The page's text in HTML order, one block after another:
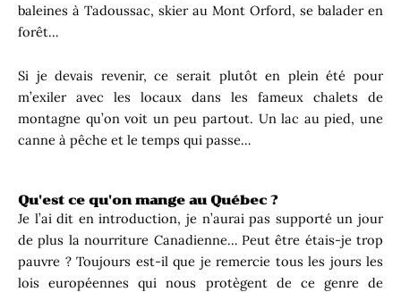
baleines à Tadoussac, skier au Mont Orford, se balader en
forêt…
Si je devais revenir, ce serait plutôt en plein été pour
m’exiler avec les locaux dans les fameux chalets de
montagne qu’on voit un peu partout. Un lac au pied, une
canne à pêche et le temps qui passe…
Qu'est ce qu'on mange au Québec ?
Je l’ai dit en introduction, je n’aurai pas supporté un jour
de plus la nourriture Canadienne… Peut être étais-je trop
pauvre ? Toujours est-il que je remercie tous les jours les
lois européennes qui nous protègent de ce genre de